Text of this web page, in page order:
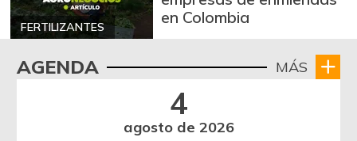
Manzana
07/25/2026
$ 9.000,00
Manzana roja $ 8.750,00
FERTILIZANTES
en Colombia
AGENDA MÁS
4
agosto de 2026